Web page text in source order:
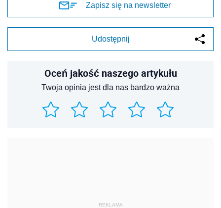
Zapisz się na newsletter
Udostępnij
Oceń jakość naszego artykułu
Twoja opinia jest dla nas bardzo ważna
REKLAMA